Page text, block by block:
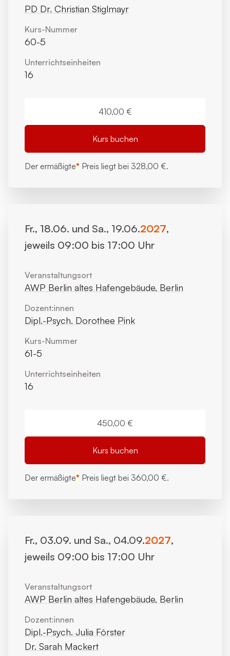
PD Dr. Christian Stiglmayr
Kurs-Nummer
60-5
Unterrichts­einheiten
16
410,00 €
Kurs buchen
Der ermäßigte* Preis liegt bei 328,00 €.
Fr., 18.06. und Sa., 19.06.2027,
jeweils 09:00 bis 17:00 Uhr
Veranstaltungsort
AWP Berlin altes Hafengebäude, Berlin
Dozent:innen
Dipl.-Psych. Dorothee Pink
Kurs-Nummer
61-5
Unterrichts­einheiten
16
450,00 €
Kurs buchen
Der ermäßigte* Preis liegt bei 360,00 €.
Fr., 03.09. und Sa., 04.09.2027,
jeweils 09:00 bis 17:00 Uhr
Veranstaltungsort
AWP Berlin altes Hafengebäude, Berlin
Dozent:innen
Dipl.-Psych. Julia Förster
Dr. Sarah Mackert